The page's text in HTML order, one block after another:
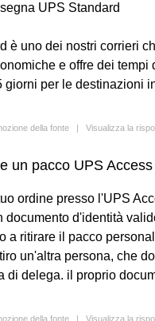
UPS Standard
è uno dei nostri corrieri
e offre dei tempi
giorni per le destinazioni
della fonte Visualizza la
un pacco UPS
ordine presso l'UPS
documento d'identità
a ritirare il pacco
un'altra persona, che
di delega. il proprio
della fonte Visualizza la